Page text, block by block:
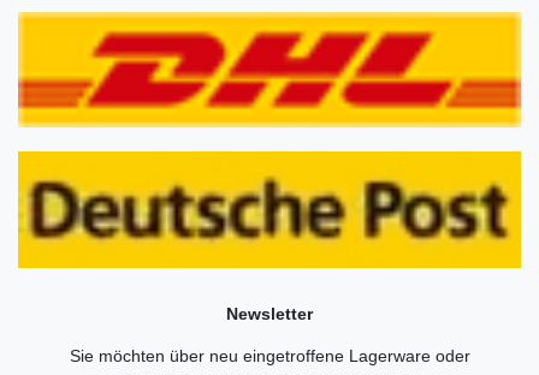
Newsletter
Sie möchten über neu eingetroffene Lagerware oder